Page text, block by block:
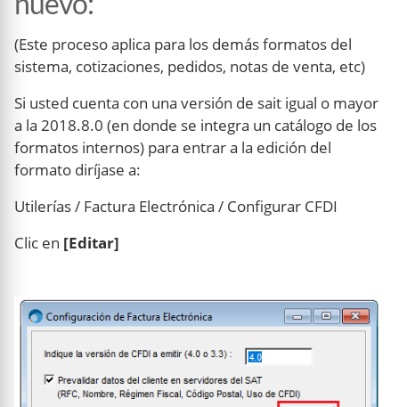
(Este proceso aplica para los demás formatos del
sistema, cotizaciones, pedidos, notas de venta, etc)
Si usted cuenta con una versión de sait igual o mayor
a la 2018.8.0 (en donde se integra un catálogo de los
formatos internos) para entrar a la edición del
formato diríjase a:
Utilerías / Factura Electrónica / Configurar CFDI
Clic en [Editar]